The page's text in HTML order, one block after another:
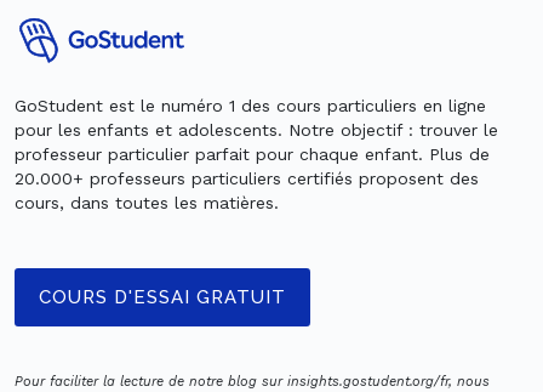
GoStudent est le numéro 1 des cours particuliers en ligne
pour les enfants et adolescents. Notre objectif : trouver le
professeur particulier parfait pour chaque enfant. Plus de
20.000+ professeurs particuliers certifiés proposent des
cours, dans toutes les matières.
COURS D'ESSAI GRATUIT
Pour faciliter la lecture de notre blog sur insights.gostudent.org/fr, nous